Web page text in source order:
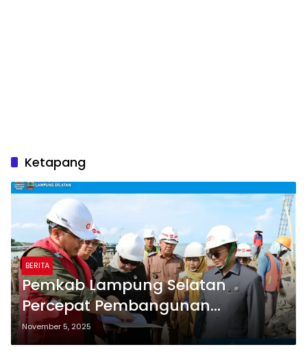
Ketapang
BERITA
Pemkab Lampung Selatan
Percepat Pembangunan
Kampung Nelayan Ketapang,
Target Rampung Akhir 2025
November 5, 2025